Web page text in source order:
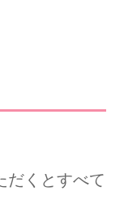
だくとすべて